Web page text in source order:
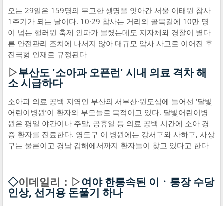
오는 29일은 159명의 무고한 생명을 앗아간 서울 이태원 참사
1주기가 되는 날이다. 10·29 참사는 거리와 골목길에 10만 명
이 넘는 핼러윈 축제 인파가 몰렸는데도 지자체와 경찰이 별다
른 안전관리 조치에 나서지 않아 대규모 압사 사고로 이어진 후
진국형 인재로 규정된다
▷부산도 '소아과 오픈런' 시내 의료 격차 해
소 시급하다
소아과 의료 공백 지역인 부산의 서부산·원도심에 들어선 ‘달빛
어린이병원’이 환자와 부모들로 북적이고 있다. 달빛어린이병
원은 평일 야간이나 주말, 공휴일 등 의료 공백 시간에 소아 경
증 환자를 진료한다. 영도구 이 병원에는 강서구와 사하구, 사상
구는 물론이고 경남 김해에서까지 환자들이 찾고 있다고 한다
◇이데일리：▷여야 한통속된 이ㆍ통장 수당
인상, 선거용 돈풀기 하나